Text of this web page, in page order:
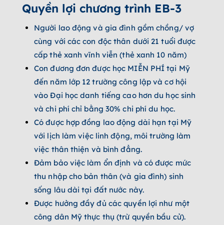
Quyền lợi chương trình EB-3
Người lao động và gia đình gồm chồng/ vợ
cùng với các con độc thân dưới 21 tuổi được
cấp thẻ xanh vĩnh viễn (thẻ xanh 10 năm)
Con đương đơn được học MIỄN PHÍ tại Mỹ
đến năm lớp 12 trường công lập và cơ hội
vào Đại học danh tiếng cao hơn du học sinh
và chi phí chỉ bằng 30% chi phí du học.
Có được hợp đồng lao động dài hạn tại Mỹ
với lịch làm việc linh động, môi trường làm
việc thân thiện và bình đẳng.
Đảm bảo việc làm ổn định và có được mức
thu nhập cho bản thân (và gia đình) sinh
sống lâu dài tại đất nước này.
Được hưởng đầy đủ các quyền lợi như một
công dân Mỹ thực thụ (trừ quyền bầu cử).